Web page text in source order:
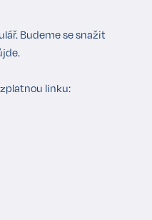
. Budeme se snažit
linku: